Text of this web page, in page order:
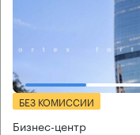
БЕЗ КОМИССИИ
Бизнес-центр